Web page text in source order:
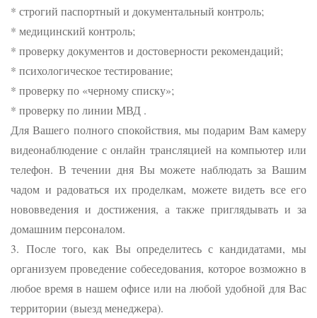
* строгий паспортный и документальный контроль;
* медицинский контроль;
* проверку документов и достоверности рекомендаций;
* психологическое тестирование;
* проверку по «черному списку»;
* проверку по линии МВД .
Для Вашего полного спокойствия, мы подарим Вам камеру
видеонаблюдение с онлайн трансляцией на компьютер или
телефон. В течении дня Вы можете наблюдать за Вашим
чадом и радоваться их проделкам, можете видеть все его
нововведения и достижения, а также приглядывать и за
домашним персоналом.
3. После того, как Вы определитесь с кандидатами, мы
организуем проведение собеседования, которое возможно в
любое время в нашем офисе или на любой удобной для Вас
территории (выезд менеджера).